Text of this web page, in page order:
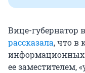
Вице-губернатор
рассказала, что в
информационных
ее заместителем,